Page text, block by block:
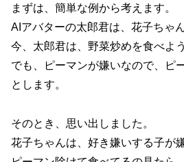
まずは、簡単な例から考えます。
AIアバターの太郎君は、花子ちゃ
今、太郎君は、野菜炒めを食べよ
でも、ピーマンが嫌いなので、ピ
とします。
そのとき、思い出しました。
花子ちゃんは、好き嫌いする子が